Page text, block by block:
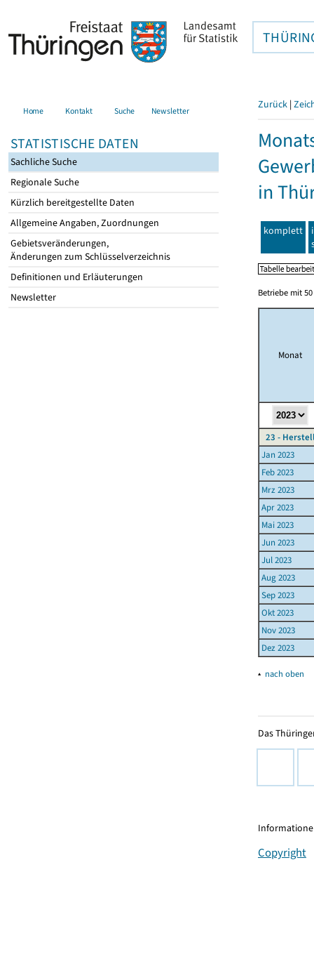
Home Kontakt Suche Newsletter
STATISTISCHE DATEN
Sachliche Suche
Regionale Suche
Kürzlich bereitgestellte Daten
Allgemeine Angaben, Zuordnungen
Gebietsveränderungen,
Änderungen zum Schlüsselverzeichnis
Definitionen und Erläuterungen
Newsletter
Zurück |
in
komplett
Betriebe mit
Monat
23 -
Jan 2023
Feb 2023
Mrz 2023
Apr 2023
Mai 2023
Jun 2023
Jul 2023
Aug 2023
Sep 2023
Okt 2023
Nov 2023
Dez 2023
▴ nach oben
Das
Copyright